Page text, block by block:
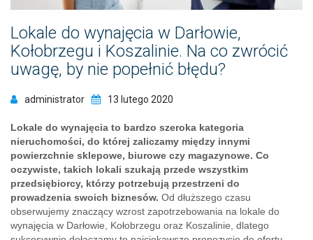
Lokale do wynajęcia w Darłowie,
Kołobrzegu i Koszalinie. Na co zwrócić
uwagę, by nie popełnić błędu?
administrator 13 lutego 2020
Lokale do wynajęcia to bardzo szeroka kategoria
nieruchomości, do której zaliczamy między innymi
powierzchnie sklepowe, biurowe czy magazynowe. Co
oczywiste, takich lokali szukają przede wszystkim
przedsiębiorcy, którzy potrzebują przestrzeni do
prowadzenia swoich biznesów. Od dłuższego czasu
obserwujemy znaczący wzrost zapotrzebowania na lokale do
wynajęcia w Darłowie, Kołobrzegu oraz Koszalinie, dlatego